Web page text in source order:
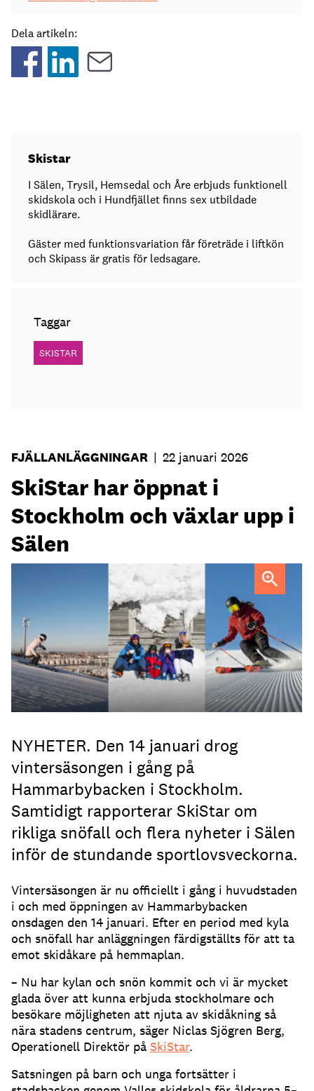
Dela artikeln:
Skistar
I Sälen, Trysil, Hemsedal och Åre erbjuds funktionell
skidskola och i Hundfjället finns sex utbildade
skidlärare.
Gäster med funktionsvariation får företräde i liftkön
och Skipass är gratis för ledsagare.
Taggar
SKISTAR
FJÄLLANLÄGGNINGAR | 22 januari 2026
SkiStar har öppnat i
Stockholm och växlar upp i
Sälen
SkiStars Hammarbybacken öppnade 14 januari och i Sälen
lanseras flera nyheter.
NYHETER. Den 14 januari drog
vintersäsongen i gång på
Hammarbybacken i Stockholm.
Samtidigt rapporterar SkiStar om
rikliga snöfall och flera nyheter i Sälen
inför de stundande sportlovsveckorna.
Vintersäsongen är nu officiellt i gång i huvudstaden
i och med öppningen av Hammarbybacken
onsdagen den 14 januari. Efter en period med kyla
och snöfall har anläggningen färdigställts för att ta
emot skidåkare på hemmaplan.
– Nu har kylan och snön kommit och vi är mycket
glada över att kunna erbjuda stockholmare och
besökare möjligheten att njuta av skidåkning så
nära stadens centrum, säger Niclas Sjögren Berg,
Operationell Direktör på SkiStar.
Satsningen på barn och unga fortsätter i